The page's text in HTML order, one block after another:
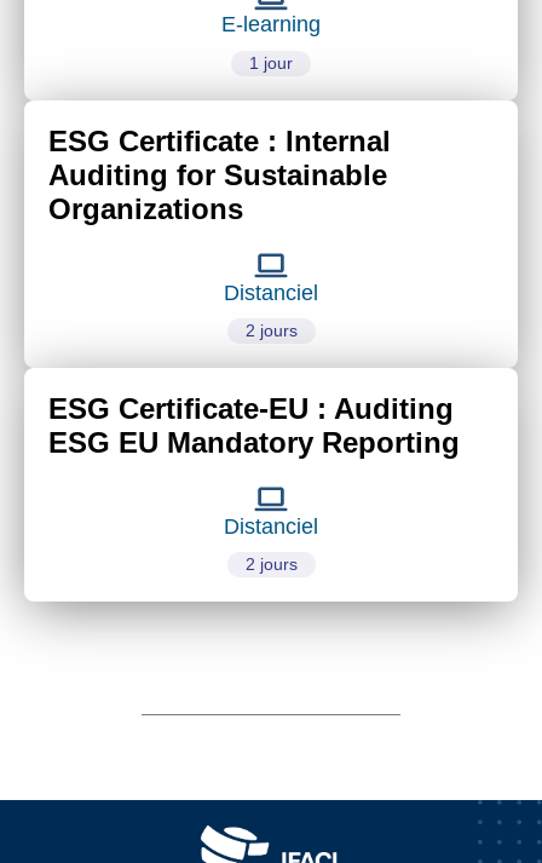
E-learning
1 jour
ESG Certificate : Internal
Auditing for Sustainable
Organizations
Distanciel
2 jours
ESG Certificate-EU : Auditing
ESG EU Mandatory Reporting
Distanciel
2 jours